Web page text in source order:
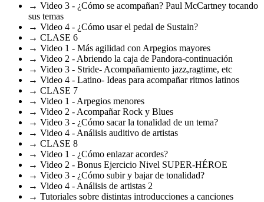
→ Video 3 - ¿Cómo se acompañan? Paul McCartney tocando
sus temas
→ Video 4 - ¿Cómo usar el pedal de Sustain?
→ CLASE 6
→ Video 1 - Más agilidad con Arpegios mayores
→ Video 2 - Abriendo la caja de Pandora-continuación
→ Video 3 - Stride- Acompañamiento jazz,ragtime, etc
→ Video 4 - Latino- Ideas para acompañar ritmos latinos
→ CLASE 7
→ Video 1 - Arpegios menores
→ Video 2 - Acompañar Rock y Blues
→ Video 3 - ¿Cómo sacar la tonalidad de un tema?
→ Video 4 - Análisis auditivo de artistas
→ CLASE 8
→ Video 1 - ¿Cómo enlazar acordes?
→ Video 2 - Bonus Ejercicio Nivel SUPER-HÉROE
→ Video 3 - ¿Cómo subir y bajar de tonalidad?
→ Video 4 - Análisis de artistas 2
→ Tutoriales sobre distintas introducciones a canciones